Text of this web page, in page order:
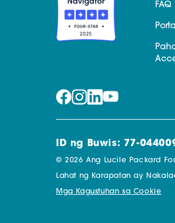
FAQ
ID ng Buwis: 77-
© 2026 Ang Lucile Packard
Lahat ng Karapatan ay
Mga Kagustuhan sa Cookie